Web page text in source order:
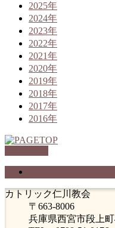
2025年
2024年
2023年
2022年
2021年
2020年
2019年
2018年
2017年
2016年
カトリック仁川教会
〒663-8006
兵庫県西宮市段上町